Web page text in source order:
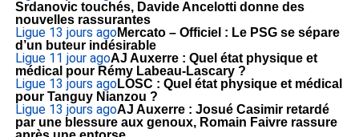
Srdanovic touchés, Davide Ancelotti donne des
nouvelles rassurantes
Ligue 13 jours agoMercato – Officiel : Le PSG se sépare
d’un buteur indésirable
Ligue 11 jour agoAJ Auxerre : Quel état physique et
médical pour Rémy Labeau-Lascary ?
Ligue 13 jours agoLOSC : Quel état physique et médical
pour Tanguy Nianzou ?
Ligue 13 jours agoAJ Auxerre : Josué Casimir retardé
par une blessure aux genoux, Romain Faivre rassure